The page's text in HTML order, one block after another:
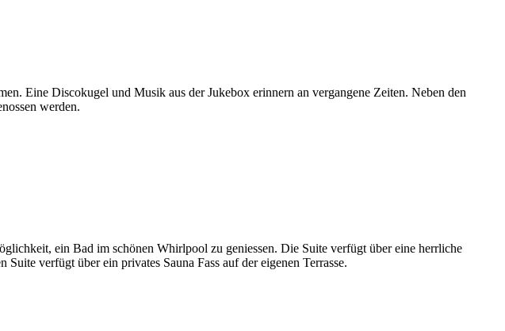
Eine Discokugel und Musik aus der Jukebox erinnern an vergangene Zeiten. Neben den
werden.
ein Bad im schönen Whirlpool zu geniessen. Die Suite verfügt über eine herrliche
verfügt über ein privates Sauna Fass auf der eigenen Terrasse.